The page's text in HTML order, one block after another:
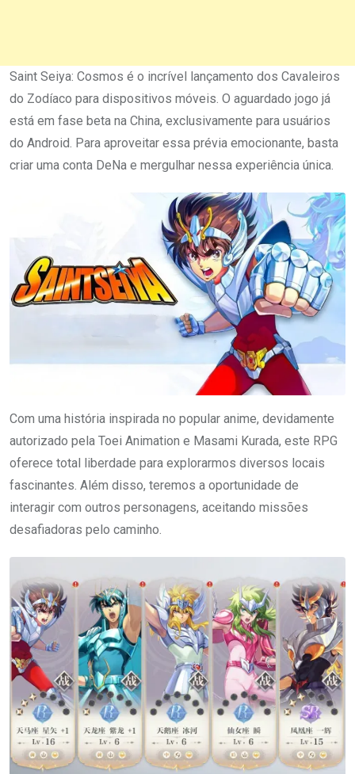
Saint Seiya: Cosmos é o incrível lançamento dos Cavaleiros
do Zodíaco para dispositivos móveis. O aguardado jogo já
está em fase beta na China, exclusivamente para usuários
do Android. Para aproveitar essa prévia emocionante, basta
criar uma conta DeNa e mergulhar nessa experiência única.
Com uma história inspirada no popular anime, devidamente
autorizado pela Toei Animation e Masami Kurada, este RPG
oferece total liberdade para explorarmos diversos locais
fascinantes. Além disso, teremos a oportunidade de
interagir com outros personagens, aceitando missões
desafiadoras pelo caminho.